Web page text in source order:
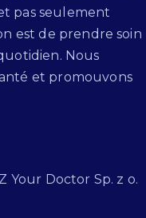
pas seulement
est de prendre soin
Nous
et promouvons
Your Doctor Sp. z o.